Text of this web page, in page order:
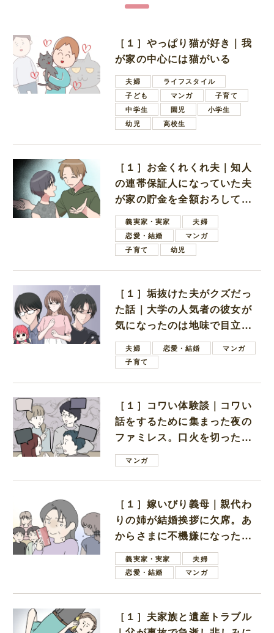
［１］やっぱり猫が好き｜我
が家の中心には猫がいる
夫婦
ライフスタイル
子ども
マンガ
子育て
中学生
園児
小学生
幼児
高校生
［１］お金くれくれ夫｜知人
の連帯保証人になっていた夫
が家の貯金を全額おろしてほ
しいと言ってきた
義実家・実家
夫婦
恋愛・結婚
マンガ
子育て
幼児
［１］垢抜けた夫がクズだっ
た話｜大学の人気者の彼女が
気になったのは地味で目立た
ない男子学生
夫婦 恋愛・結婚
マンガ
子育て
［１］コワい体験談｜コワい
話をするために集まった夜の
ファミレス。口火を切ったの
は電車好きの男の子ママ
マンガ
［１］嫁いびり義母｜親代わ
りの姉が結婚挨拶に欠席。あ
からさまに不機嫌になった義
母義実家・実家
夫婦
恋愛・結婚
マンガ
［１］夫家族と遺産トラブル